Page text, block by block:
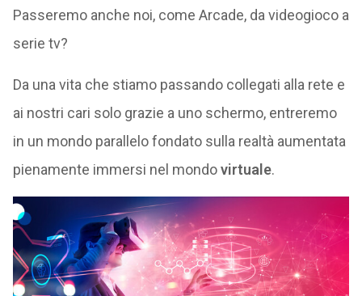
Passeremo anche noi, come Arcade, da videogioco a
serie tv?
Da una vita che stiamo passando collegati alla rete e
ai nostri cari solo grazie a uno schermo, entreremo
in un mondo parallelo fondato sulla realtà aumentata
pienamente immersi nel mondovirtuale.